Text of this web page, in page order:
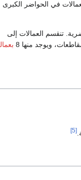
في الحواضر الكبرى
تنقسم العمالات إلى
ويوجد منها 8
[5]